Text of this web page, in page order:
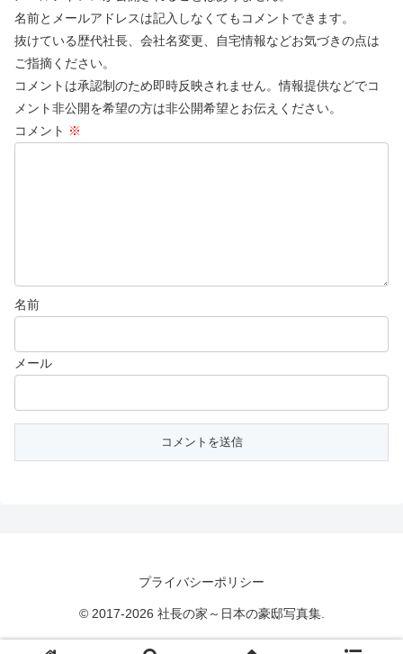
名前とメールアドレスは記入しなくてもコメントできます。
抜けている歴代社長、会社名変更、自宅情報などお気づきの点は
ご指摘ください。
コメントは承認制のため即時反映されません。情報提供などでコ
メント非公開を希望の方は非公開希望とお伝えください。
コメント ※
名前
メール
プライバシーポリシー
© 2017-2026 社長の家～日本の豪邸写真集.